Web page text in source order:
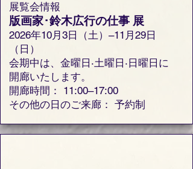
展覧会情報
版画家･鈴木広行の仕事 展
2026年10月3日（土）–11月29日
（日）
会期中は、金曜日·土曜日·日曜日に
開廊いたします。
開廊時間： 11:00–17:00
その他の日のご来廊： 予約制